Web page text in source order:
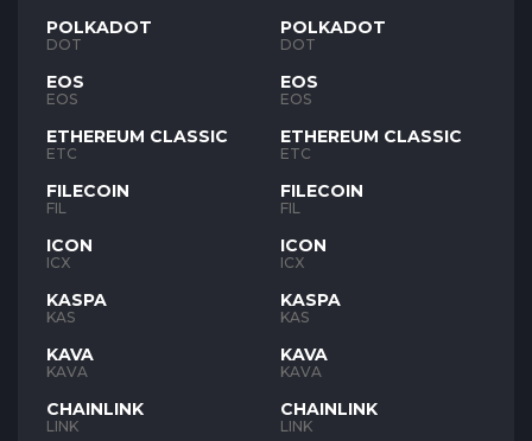
POLKADOT
DOT
EOS
EOS
ETHEREUM CLASSIC
ETC
FILECOIN
FIL
ICON
ICX
KASPA
KAS
KAVA
KAVA
CHAINLINK
LINK
POLKADOT
DOT
EOS
EOS
ETHEREUM CLASSIC
ETC
FILECOIN
FIL
ICON
ICX
KASPA
KAS
KAVA
KAVA
CHAINLINK
LINK